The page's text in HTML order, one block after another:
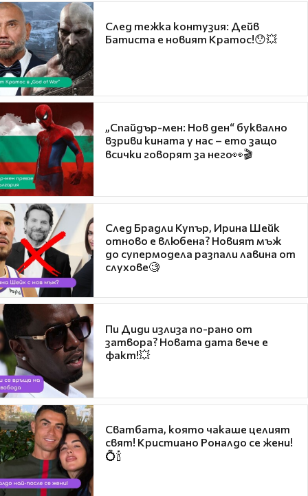
След тежка контузия: Дейв
Батиста е новият Кратос!😯💥
„Спайдър-мен: Нов ден“ буквално
взриви кината у нас – ето защо
всички говорят за него👀🎬
След Брадли Купър, Ирина Шейк
отново е влюбена? Новият мъж
до супермодела разпали лавина от
слухове🧐
Пи Диди излиза по-рано от
затвора? Новата дата вече е
факт!💥
Сватбата, която чакаше целият
свят! Кристиано Роналдо се жени!
💍🍾